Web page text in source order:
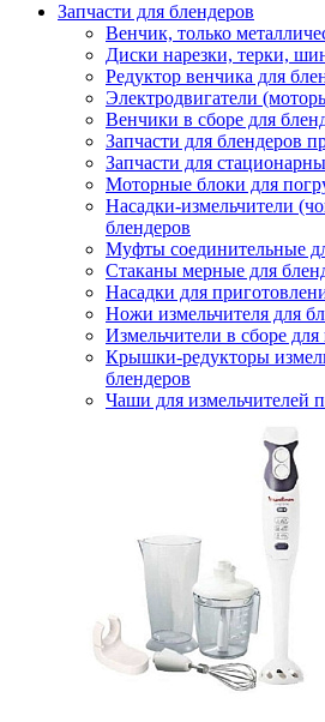
Запчасти для блендеров
Венчик, только
Диски нарезки, терки,
Редуктор венчика для
Электродвигатели
Венчики в сборе для
Запчасти для блендеров
Запчасти для
Моторные блоки для
Насадки-измельчители
блендеров
Муфты соединительные
Стаканы мерные для
Насадки для
Ножи измельчителя для
Измельчители в сборе
Крышки-редукторы
блендеров
Чаши для измельчителей